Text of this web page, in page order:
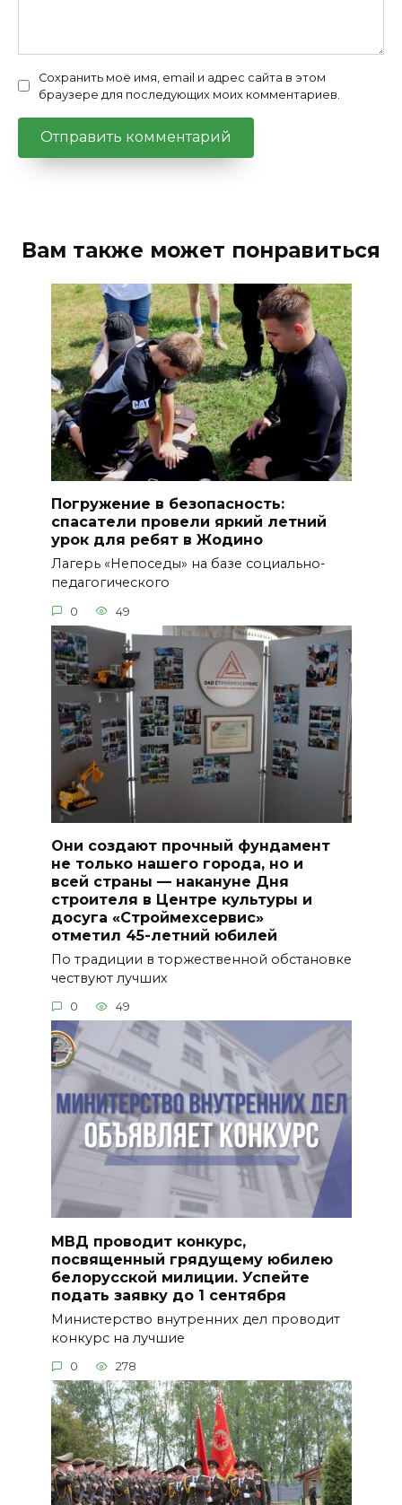
Сохранить моё имя, email и адрес сайта в этом
браузере для последующих моих комментариев.
Вам также может понравиться
Погружение в безопасность:
спасатели провели яркий летний
урок для ребят в Жодино
Лагерь «Непоседы» на базе социально-
педагогического
0 49
Они создают прочный фундамент
не только нашего города, но и
всей страны — накануне Дня
строителя в Центре культуры и
досуга «Строймехсервис»
отметил 45-летний юбилей
По традиции в торжественной обстановке
чествуют лучших
0 49
МВД проводит конкурс,
посвященный грядущему юбилею
белорусской милиции. Успейте
подать заявку до 1 сентября
Министерство внутренних дел проводит
конкурс на лучшие
0 278